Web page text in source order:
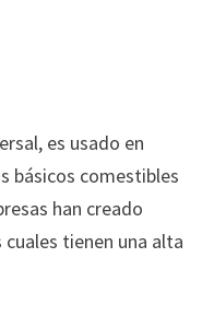
es usado en
básicos comestibles
han creado
tienen una alta